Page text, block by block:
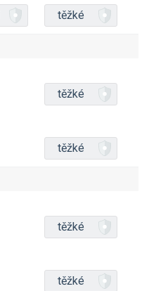
těžké
těžké
těžké
těžké
těžké